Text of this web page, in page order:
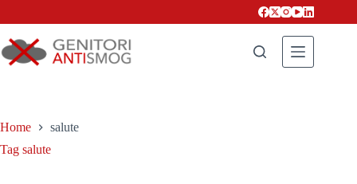
Home
salute
Tag salute